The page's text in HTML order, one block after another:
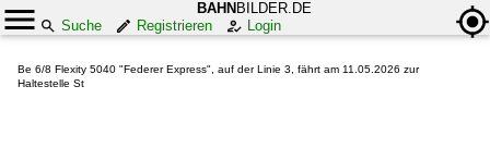
BAHN BILDER.DE
Suche
Registrieren Login
Be 6/8 Flexity 5040 "Federer Express", auf der Linie 3, fährt am 11.05.2026 zur
Haltestelle St